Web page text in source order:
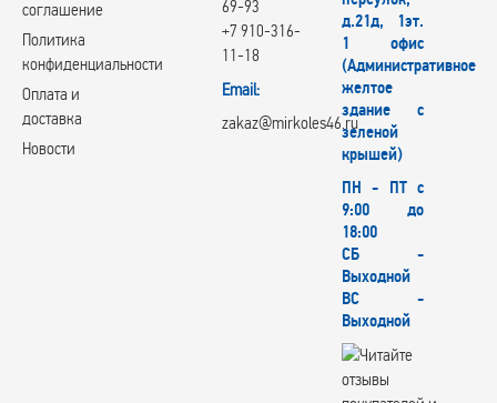
соглашение
Политика
конфиденциальности
Оплата и
доставка
Новости
69-93
+7 910-316-
11-18
Email:
zakaz@mirkoles46.ru
д.21д, 1эт.
1 офис
(Административное
желтое
здание с
зеленой
крышей)
ПН - ПТ с
9:00 до
18:00
СБ -
Выходной
ВС -
Выходной